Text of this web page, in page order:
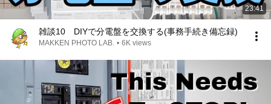
23:41
雑談10 DIYで分電盤を交換する(事務手続き備忘録)
MAKKEN PHOTO LAB. • 6K views